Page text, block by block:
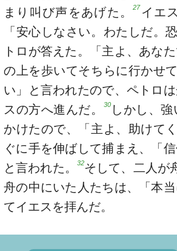
まり叫び声をあげた。27 イエ
「安心しなさい。わたしだ。
トロが答えた。「主よ、あな
の上を歩いてそちらに行かせ
い」と言われたので、ペトロ
スの方へ進んだ。
30しかし、強
かけたので、「主よ、助けて
ぐに手を伸ばして捕まえ、「
と言われた。
32そして、二人が
舟の中にいた人たちは、「本
てイエスを拝んだ。